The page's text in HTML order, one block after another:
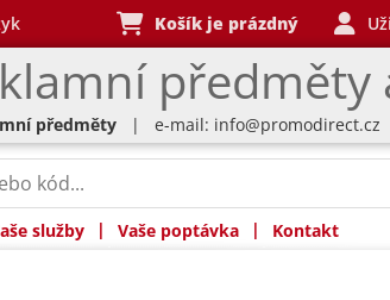
předměty
Košík je prázdný
předměty | e-mail: info@promodirect.cz
služby | Vaše poptávka | Kontakt